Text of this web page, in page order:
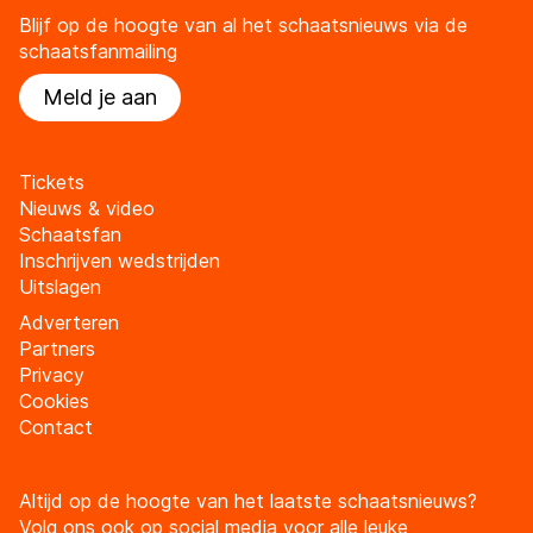
Blijf op de hoogte van al het schaatsnieuws via de
schaatsfanmailing
Meld je aan
Tickets
Nieuws & video
Schaatsfan
Inschrijven wedstrijden
Uitslagen
Adverteren
Partners
Privacy
Cookies
Contact
Altijd op de hoogte van het laatste schaatsnieuws?
Volg ons ook op social media voor alle leuke